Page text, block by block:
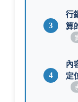
3
行
算
4
內
定